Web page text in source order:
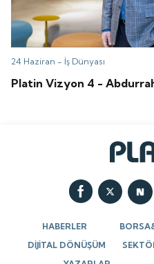
24 Haziran - İş Dünyası
Platin Vizyon 4 -
HABERLER
DİJİTAL DÖNÜŞÜM